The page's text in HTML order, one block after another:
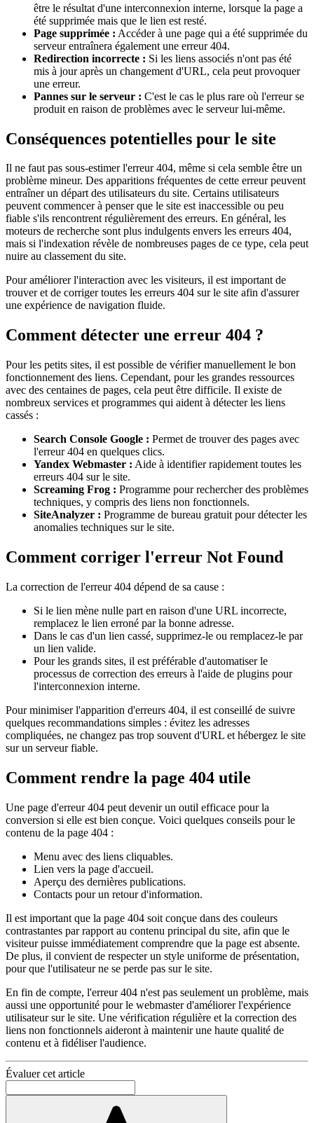
être le résultat d'une interconnexion interne, lorsque la page a
été supprimée mais que le lien est resté.
Page supprimée : Accéder à une page qui a été supprimée du
serveur entraînera également une erreur 404.
Redirection incorrecte : Si les liens associés n'ont pas été
mis à jour après un changement d'URL, cela peut provoquer
une erreur.
Pannes sur le serveur : C'est le cas le plus rare où l'erreur se
produit en raison de problèmes avec le serveur lui-même.
Conséquences potentielles pour le site
Il ne faut pas sous-estimer l'erreur 404, même si cela semble être un
problème mineur. Des apparitions fréquentes de cette erreur peuvent
entraîner un départ des utilisateurs du site. Certains utilisateurs
peuvent commencer à penser que le site est inaccessible ou peu
fiable s'ils rencontrent régulièrement des erreurs. En général, les
moteurs de recherche sont plus indulgents envers les erreurs 404,
mais si l'indexation révèle de nombreuses pages de ce type, cela peut
nuire au classement du site.
Pour améliorer l'interaction avec les visiteurs, il est important de
trouver et de corriger toutes les erreurs 404 sur le site afin d'assurer
une expérience de navigation fluide.
Comment détecter une erreur 404 ?
Pour les petits sites, il est possible de vérifier manuellement le bon
fonctionnement des liens. Cependant, pour les grandes ressources
avec des centaines de pages, cela peut être difficile. Il existe de
nombreux services et programmes qui aident à détecter les liens
cassés :
Search Console Google : Permet de trouver des pages avec
l'erreur 404 en quelques clics.
Yandex Webmaster : Aide à identifier rapidement toutes les
erreurs 404 sur le site.
Screaming Frog : Programme pour rechercher des problèmes
techniques, y compris des liens non fonctionnels.
SiteAnalyzer : Programme de bureau gratuit pour détecter les
anomalies techniques sur le site.
Comment corriger l'erreur Not Found
La correction de l'erreur 404 dépend de sa cause :
Si le lien mène nulle part en raison d'une URL incorrecte,
remplacez le lien erroné par la bonne adresse.
Dans le cas d'un lien cassé, supprimez-le ou remplacez-le par
un lien valide.
Pour les grands sites, il est préférable d'automatiser le
processus de correction des erreurs à l'aide de plugins pour
l'interconnexion interne.
Pour minimiser l'apparition d'erreurs 404, il est conseillé de suivre
quelques recommandations simples : évitez les adresses
compliquées, ne changez pas trop souvent d'URL et hébergez le site
sur un serveur fiable.
Comment rendre la page 404 utile
Une page d'erreur 404 peut devenir un outil efficace pour la
conversion si elle est bien conçue. Voici quelques conseils pour le
contenu de la page 404 :
Menu avec des liens cliquables.
Lien vers la page d'accueil.
Aperçu des dernières publications.
Contacts pour un retour d'information.
Il est important que la page 404 soit conçue dans des couleurs
contrastantes par rapport au contenu principal du site, afin que le
visiteur puisse immédiatement comprendre que la page est absente.
De plus, il convient de respecter un style uniforme de présentation,
pour que l'utilisateur ne se perde pas sur le site.
En fin de compte, l'erreur 404 n'est pas seulement un problème, mais
aussi une opportunité pour le webmaster d'améliorer l'expérience
utilisateur sur le site. Une vérification régulière et la correction des
liens non fonctionnels aideront à maintenir une haute qualité de
contenu et à fidéliser l'audience.
Évaluer cet article